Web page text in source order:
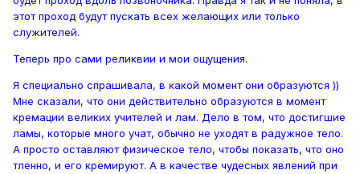
этот проход будут пускать всех желающих или только
служителей.
Теперь про сами реликвии и мои ощущения.
Я специально спрашивала, в какой момент они образуются ))
Мне сказали, что они действительно образуются в момент
кремации великих учителей и лам. Дело в том, что достигшие
ламы, которые много учат, обычно не уходят в радужное тело.
А просто оставляют физическое тело, чтобы показать, что оно
тленно, и его кремируют. А в качестве чудесных явлений при